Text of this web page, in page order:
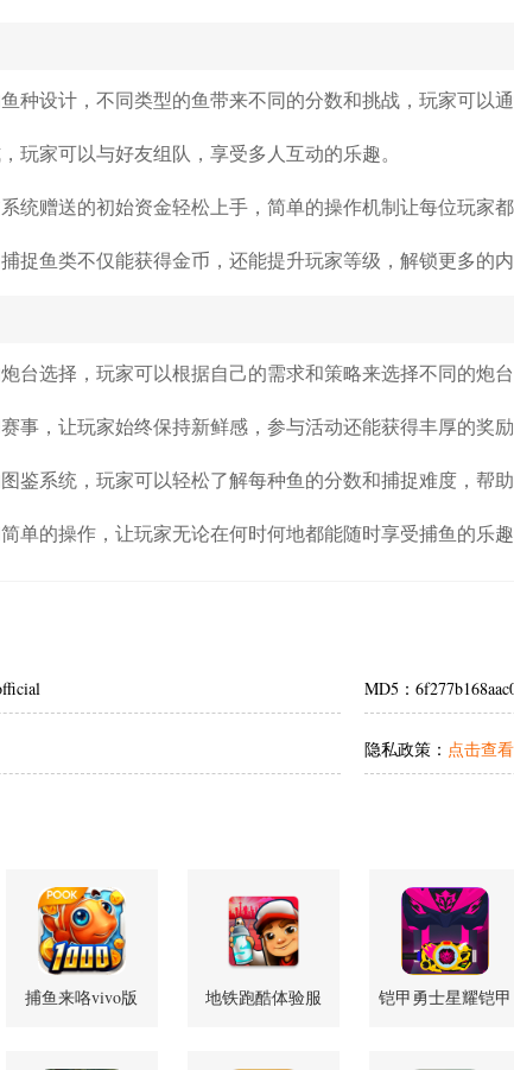
种设计，不同类型的鱼带来不同的分数和挑战，玩家可以通
玩家可以与好友组队，享受多人互动的乐趣。
统赠送的初始资金轻松上手，简单的操作机制让每位玩家都
捉鱼类不仅能获得金币，还能提升玩家等级，解锁更多的内
台选择，玩家可以根据自己的需求和策略来选择不同的炮台
事，让玩家始终保持新鲜感，参与活动还能获得丰厚的奖励
鉴系统，玩家可以轻松了解每种鱼的分数和捕捉难度，帮助
单的操作，让玩家无论在何时何地都能随时享受捕鱼的乐趣
MD5：
隐私政策： 点击查看
捕鱼来咯vivo版
地铁跑酷体验服
铠甲勇士星耀铠甲